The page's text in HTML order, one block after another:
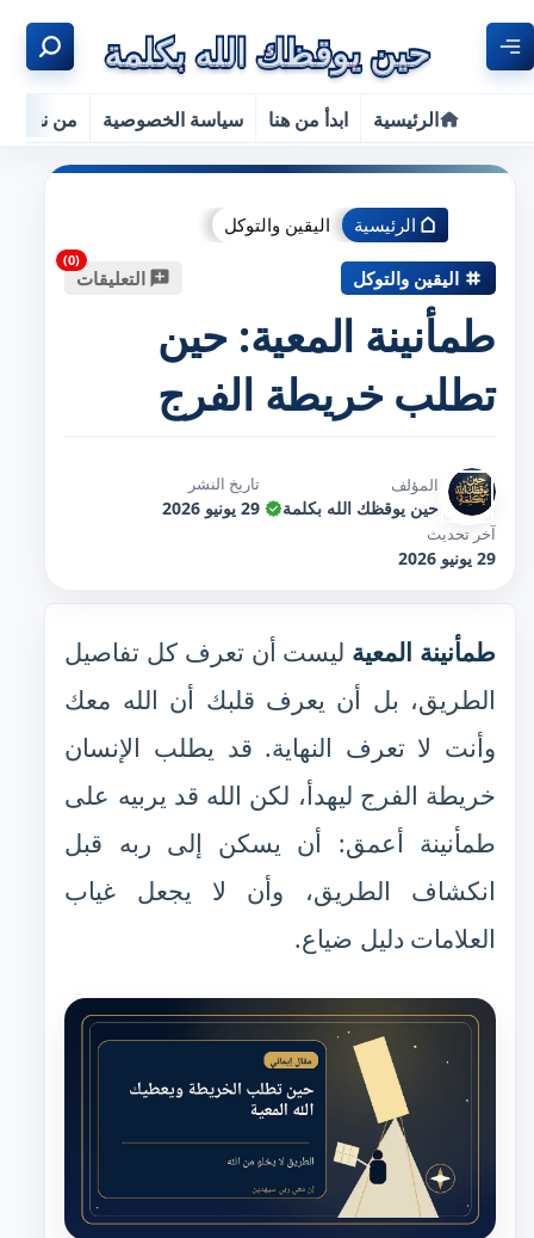
الرئيسية ابدأ من هنا سياسة الخصوصية من نحن
الرئيسية اليقين والتوكل
اليقين والتوكل التعليقات
طمأنينة المعية: حين
تطلب خريطة الفرج
المؤلف
حين يوقظك الله بكلمة
تاريخ النشر
29 يونيو 2026
آخر تحديث
29 يونيو 2026
طمأنينة المعية ليست أن تعرف كل تفاصيل
الطريق، بل أن يعرف قلبك أن الله معك
وأنت لا تعرف النهاية. قد يطلب الإنسان
خريطة الفرج ليهدأ، لكن الله قد يربيه على
طمأنينة أعمق: أن يسكن إلى ربه قبل
انكشاف الطريق، وأن لا يجعل غياب
العلامات دليل ضياع.